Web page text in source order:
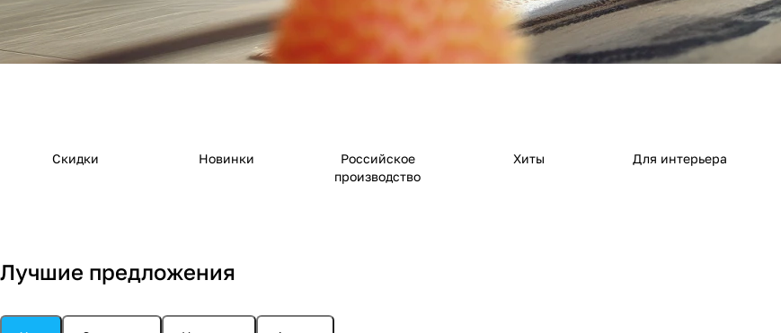
Скидки Новинки
Российское
производство
Хиты Для интерьера
Лучшие предложения